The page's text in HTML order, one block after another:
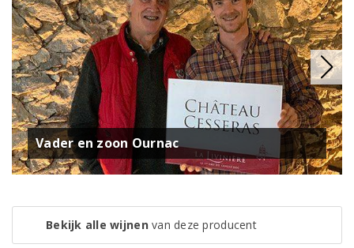
Vader en zoon Ournac
Bekijk alle wijnenvan deze producent